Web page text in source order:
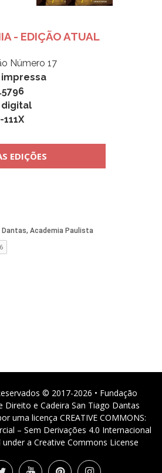
- EDIÇÃO ATUAL
Número 17
impressa
digital
111X
EDIÇÕES
© 2017-2026 • Fundação
Direito e Cadeira San Tiago Dantas
uma licença CREATIVE COMMONS:
– Sem Derivações 4.0 Internacional
a Creative Commons License